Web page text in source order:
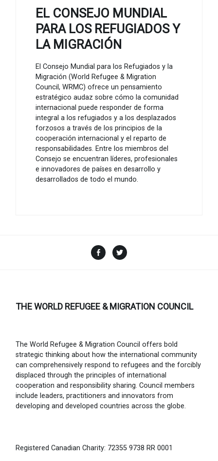
EL CONSEJO MUNDIAL
PARA LOS REFUGIADOS Y
LA MIGRACIÓN
El Consejo Mundial para los Refugiados y la
Migración (World Refugee & Migration
Council, WRMC) ofrece un pensamiento
estratégico audaz sobre cómo la comunidad
internacional puede responder de forma
integral a los refugiados y a los desplazados
forzosos a través de los principios de la
cooperación internacional y el reparto de
responsabilidades. Entre los miembros del
Consejo se encuentran líderes, profesionales
e innovadores de países en desarrollo y
desarrollados de todo el mundo.
Facebook
THE WORLD REFUGEE & MIGRATION COUNCIL
The World Refugee & Migration Council offers bold
strategic thinking about how the international community
can comprehensively respond to refugees and the forcibly
displaced through the principles of international
cooperation and responsibility sharing. Council members
include leaders, practitioners and innovators from
developing and developed countries across the globe.
Registered Canadian Charity: 72355 9738 RR 0001